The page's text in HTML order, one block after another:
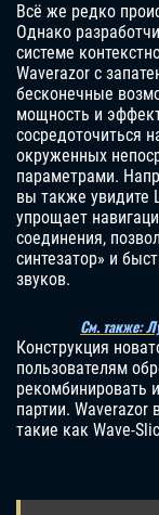
Всё же редко
Однако
системе
Waverazor с
бесконечные
мощность и
сосредоточиться
окруженных
параметрами.
вы также увидите
упрощает
соединения,
синтезатор» и
звуков.
См. также:
Конструкция
пользователям
рекомбинировать
партии. Waverazor
такие как Wave-